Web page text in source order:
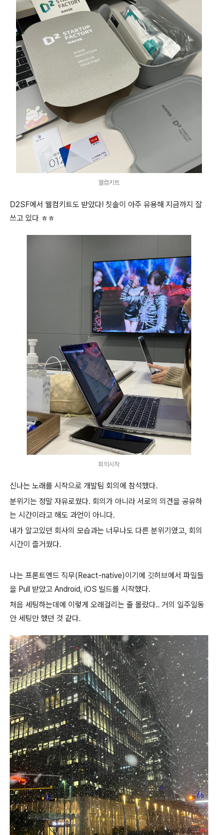
웰컴키트
D2SF에서 웰컴키트도 받았다! 칫솔이 아주 유용해 지금까지 잘
쓰고 있다 ㅎㅎ
회의시작
신나는 노래를 시작으로 개발팀 회의에 참석했다.
분위기는 정말 자유로웠다. 회의가 아니라 서로의 의견을 공유하
는 시간이라고 해도 과언이 아니다.
내가 알고있던 회사의 모습과는 너무나도 다른 분위기였고, 회의
시간이 즐거웠다.
나는 프론트엔드 직무(React-native)이기에 깃허브에서 파일들
을 Pull 받았고 Android, iOS 빌드를 시작했다.
처음 세팅하는데에 이렇게 오래걸리는 줄 몰랐다.. 거의 일주일동
안 세팅만 했던 것 같다.